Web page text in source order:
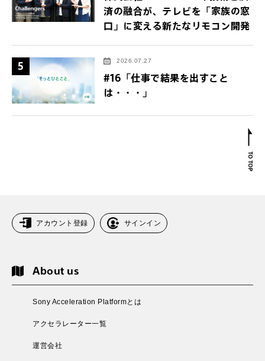
済の融合が、テレビを「家族の窓
口」に変える新たなリモコン開発
5 2026.07.27
#16「仕事で結果を出すこと
は・・・」
アカウント登録 サインイン
About us
Sony Acceleration Platformとは
アクセラレーター一覧
運営会社